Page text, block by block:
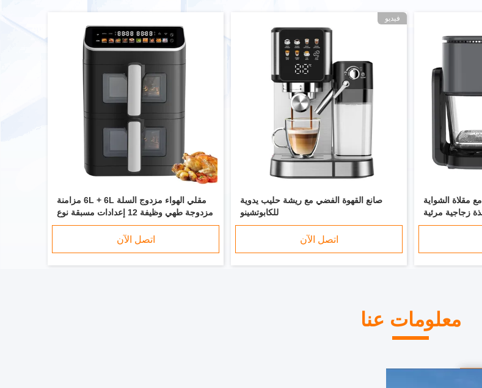
2 في 1 طباخ هوائي 4L مع مقلاة الشواية
فيديو
صانع القهوة الفضي مع ريشة حليب يدوية
للكابوتشينو
اتصل الآن
مقلي الهواء مزدوج السلة 6L + 6L مزامنة
مزدوجة طهي وظيفة 12 إعدادات مسبقة نوع
الفرن
اتصل الآن
معلومات عنا